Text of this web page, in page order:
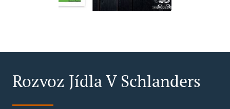
Rozvoz Jídla V Schlanders